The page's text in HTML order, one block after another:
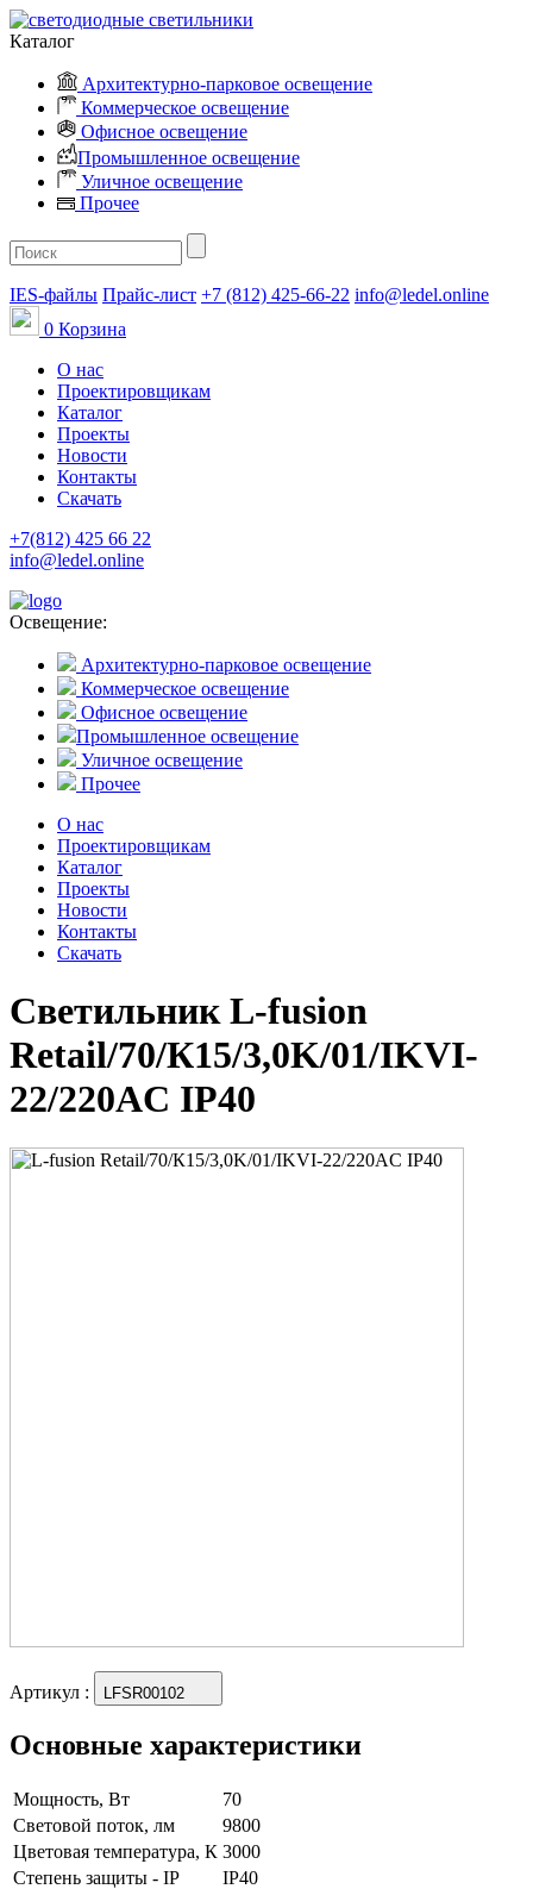
Каталог
Архитектурно-парковое освещение
Коммерческое освещение
Офисное освещение
Промышленное освещение
Уличное освещение
Прочее
IES-файлы Прайс-лист +7 (812) 425-66-22 info@ledel.online
0 Корзина
О нас
Проектировщикам
Каталог
Проекты
Новости
Контакты
Скачать
+7(812) 425 66 22
info@ledel.online
Освещение:
Архитектурно-парковое освещение
Коммерческое освещение
Офисное освещение
Промышленное освещение
Уличное освещение
Прочее
О нас
Проектировщикам
Каталог
Проекты
Новости
Контакты
Скачать
Светильник L-fusion
Retail/70/К15/3,0K/01/IKVI-
22/220AC IP40
Артикул : LFSR00102
Основные характеристики
Мощность, Вт
70
Световой поток, лм
9800
Цветовая температура, К 3000
Степень защиты - IP
IP40